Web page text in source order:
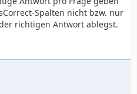
Spalten nicht bzw. nur
richtigen Antwort ablegst.